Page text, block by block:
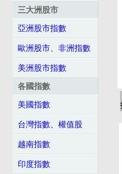
三大洲股市
亞洲股市指數
歐洲股市、非洲指數
美洲股市指數
各國指數
美國指數
台灣指數、權值股
越南指數
印度指數